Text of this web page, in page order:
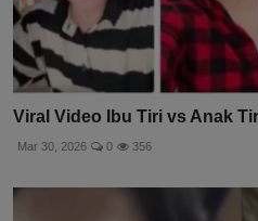
Viral Video Ibu Tiri vs Anak
Mar 30, 2026 0 356